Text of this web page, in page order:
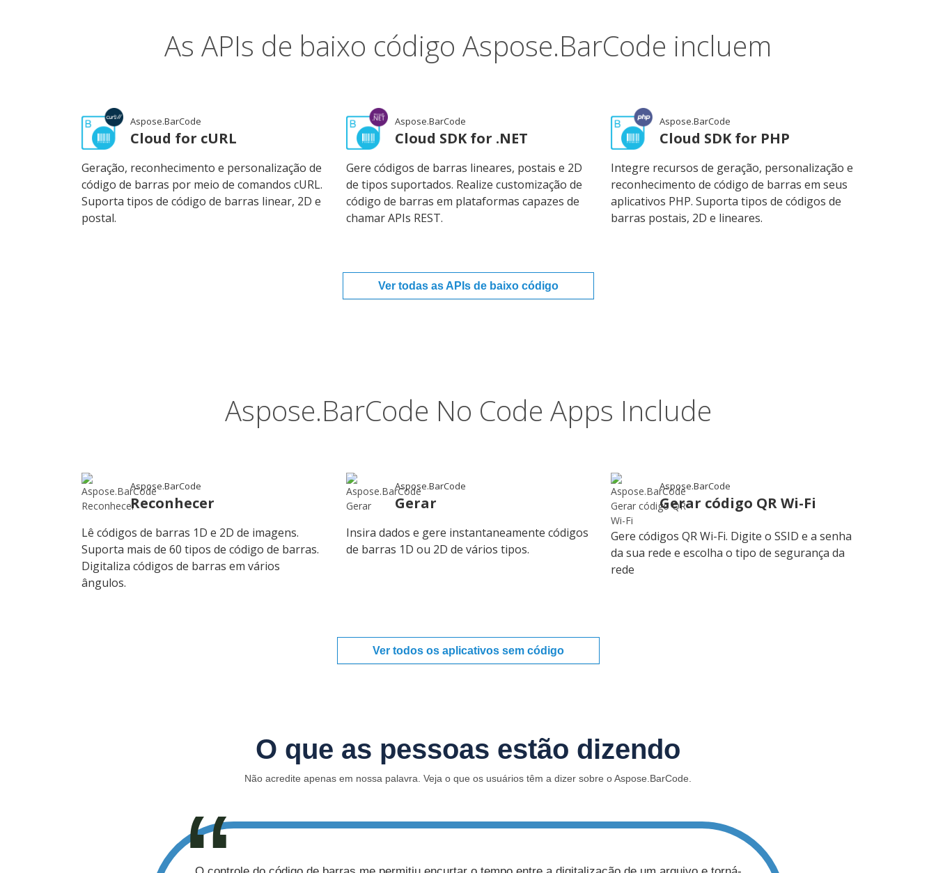
As APIs de baixo código Aspose.BarCode incluem
Aspose.BarCode
Cloud for cURL
Geração, reconhecimento e personalização de
código de barras por meio de comandos cURL.
Suporta tipos de código de barras linear, 2D e
postal.
Aspose.BarCode
Cloud SDK for .NET
Gere códigos de barras lineares, postais e 2D
de tipos suportados. Realize customização de
código de barras em plataformas capazes de
chamar APIs REST.
Aspose.BarCode
Cloud SDK for PHP
Integre recursos de geração, personalização e
reconhecimento de código de barras em seus
aplicativos PHP. Suporta tipos de códigos de
barras postais, 2D e lineares.
Ver todas as APIs de baixo código
Aspose.BarCode No Code Apps Include
Aspose.BarCode
Reconhecer
Lê códigos de barras 1D e 2D de imagens.
Suporta mais de 60 tipos de código de barras.
Digitaliza códigos de barras em vários
ângulos.
Aspose.BarCode
Gerar
Insira dados e gere instantaneamente códigos
de barras 1D ou 2D de vários tipos.
Aspose.BarCode
Gerar código QR Wi-Fi
Gere códigos QR Wi-Fi. Digite o SSID e a senha
da sua rede e escolha o tipo de segurança da
rede
Ver todos os aplicativos sem código
O que as pessoas estão dizendo
Não acredite apenas em nossa palavra. Veja o que os usuários têm a dizer sobre o Aspose.BarCode.